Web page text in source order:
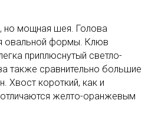
но мощная шея. Голова
овальной формы. Клюв
приплюснутый светло-
также сравнительно большие
Хвост короткий, как и
желто-оранжевым